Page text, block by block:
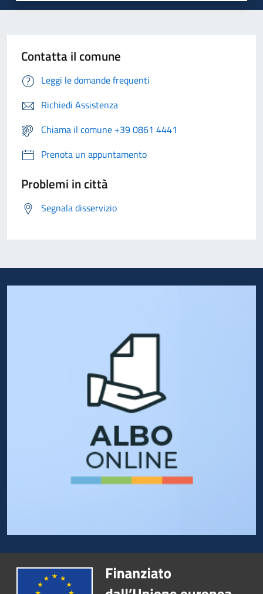
Contatta il comune
Leggi le domande frequenti
Richiedi Assistenza
Chiama il comune +39 0861 4441
Prenota un appuntamento
Problemi in città
Segnala disservizio